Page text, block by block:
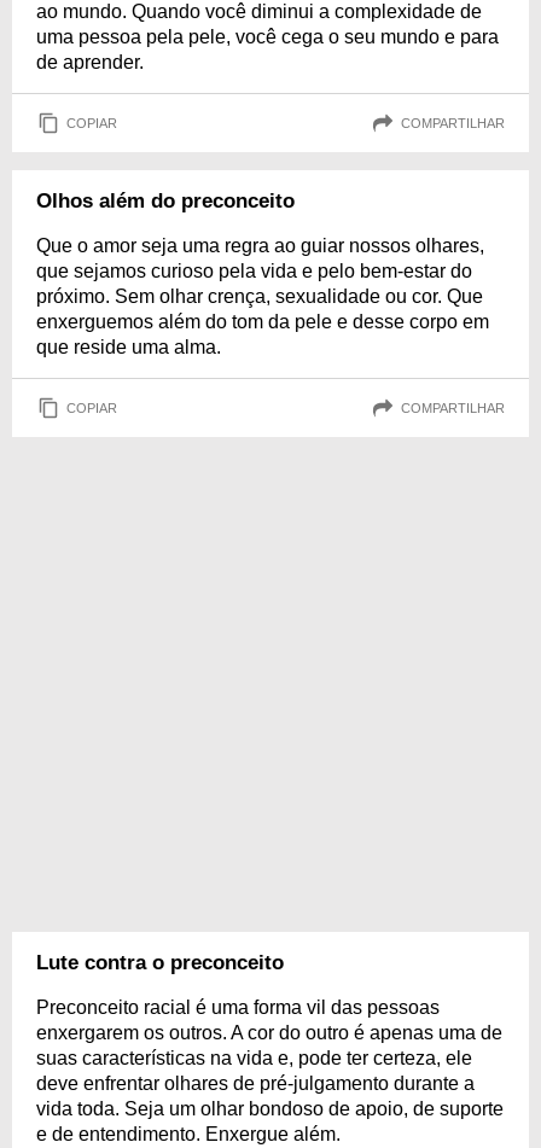
ao mundo. Quando você diminui a complexidade de
uma pessoa pela pele, você cega o seu mundo e para
de aprender.
COPIAR COMPARTILHAR
Olhos além do preconceito
Que o amor seja uma regra ao guiar nossos olhares,
que sejamos curioso pela vida e pelo bem-estar do
próximo. Sem olhar crença, sexualidade ou cor. Que
enxerguemos além do tom da pele e desse corpo em
que reside uma alma.
COPIAR COMPARTILHAR
Lute contra o preconceito
Preconceito racial é uma forma vil das pessoas
enxergarem os outros. A cor do outro é apenas uma de
suas características na vida e, pode ter certeza, ele
deve enfrentar olhares de pré-julgamento durante a
vida toda. Seja um olhar bondoso de apoio, de suporte
e de entendimento. Enxergue além.